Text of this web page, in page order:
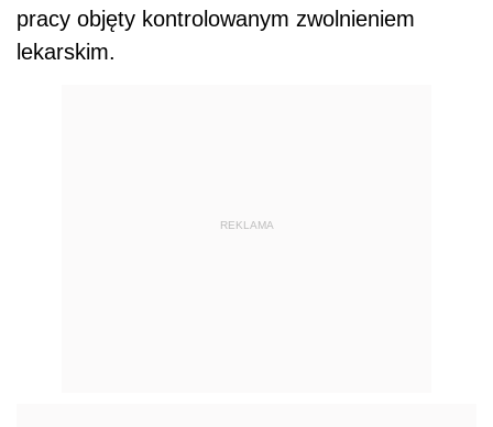
pracy objęty kontrolowanym zwolnieniem
lekarskim.
REKLAMA